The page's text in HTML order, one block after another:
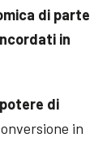
di parte
in
di
in